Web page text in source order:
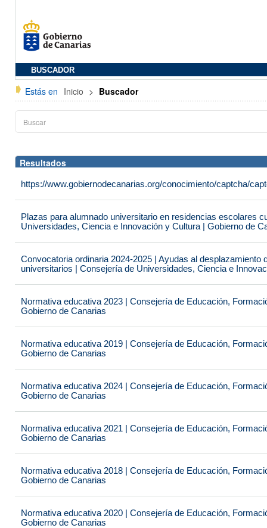
BUSCADOR
Estás en Inicio > Buscador
Resultados
https://www.gobiernodecanarias.org/conocimiento/captcha/
Plazas para alumnado universitario en residencias escolares
Universidades, Ciencia e Innovación y Cultura | Gobierno de
Convocatoria ordinaria 2024-2025 | Ayudas al desplazamiento
universitarios | Consejería de Universidades, Ciencia e
Normativa educativa 2023 | Consejería de Educación,
Gobierno de Canarias
Normativa educativa 2019 | Consejería de Educación,
Gobierno de Canarias
Normativa educativa 2024 | Consejería de Educación,
Gobierno de Canarias
Normativa educativa 2021 | Consejería de Educación,
Gobierno de Canarias
Normativa educativa 2018 | Consejería de Educación,
Gobierno de Canarias
Normativa educativa 2020 | Consejería de Educación,
Gobierno de Canarias